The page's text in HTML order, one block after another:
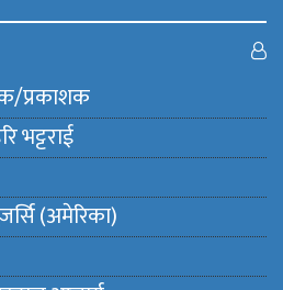
प्रकाशक
भट्टराई
(अमेरिका)